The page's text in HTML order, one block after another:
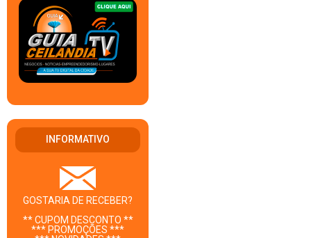
INFORMATIVO
GOSTARIA DE RECEBER?
** CUPOM DESCONTO **
*** PROMOÇÕES ***